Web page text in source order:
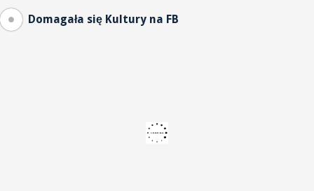
Domagała się Kultury na FB